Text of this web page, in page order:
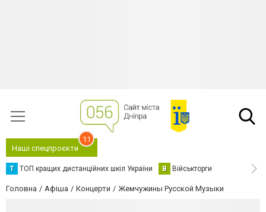
Наші спецпроєкти
11
Т ТОП кращих дистанційних шкіл України В Військторги
Головна Афіша Концерти Жемчужины Русской Музыки